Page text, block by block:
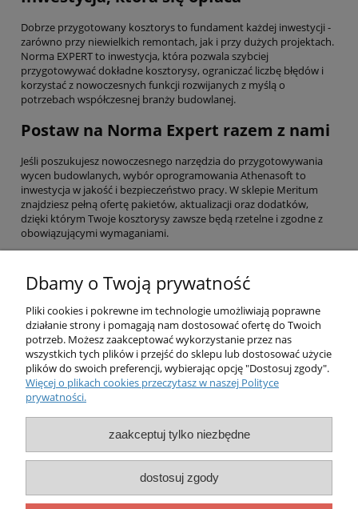
Dobrze przygotowany kosztorys to fundament każdej inwestycji -
zarówno przy niewielkich remontach, jak i przy dużych projektach.
Norma EXPERT to inwestycja, która pozwala szybciej
przygotowywać dokładne kosztorysy, ograniczać liczbę błędów i
korzystać z nowoczesnych funkcji rozwijanych z myślą o
potrzebach współczesnej branży budowlanej.
Postaw na Norma Expert razem z nami
Jeśli poszukujesz nowoczesnego narzędzia do przygotowywania
wycen budowlanych, wybór oprogramowania Athenasoft to
inwestycja w jakość i bezpieczeństwo pracy. W sklepie Meritum
znajdziesz pełną ofertę pakietów, aktualizacji oraz dodatków,
dzięki którym Twoje kosztorysy zawsze będą rzetelne i zgodne z
obowiązującymi wymaganiami.
O nas
Obsługa klienta
Pomoc
Moje konto
Dbamy o Twoją prywatność
Pliki cookies i pokrewne im technologie umożliwiają poprawne
działanie strony i pomagają nam dostosować ofertę do Twoich
potrzeb. Możesz zaakceptować wykorzystanie przez nas
wszystkich tych plików i przejść do sklepu lub dostosować użycie
plików do swoich preferencji, wybierając opcję "Dostosuj zgody".
Więcej o plikach cookies przeczytasz w naszej Polityce
prywatności.
zaakceptuj tylko niezbędne
dostosuj zgody